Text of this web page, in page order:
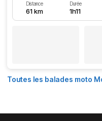
Distance
61 km
Durée
1h11
Toutes les balades moto